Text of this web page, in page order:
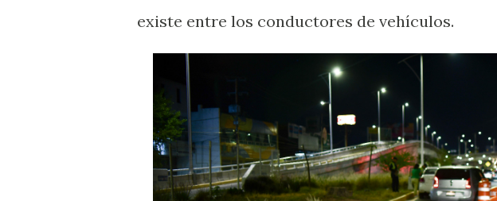
existe entre los conductores de vehículos.